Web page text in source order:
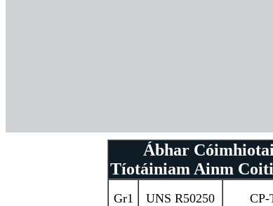
Ábhar
Tíotáiniam Ainm
Gr1 UNS R50250 CP-